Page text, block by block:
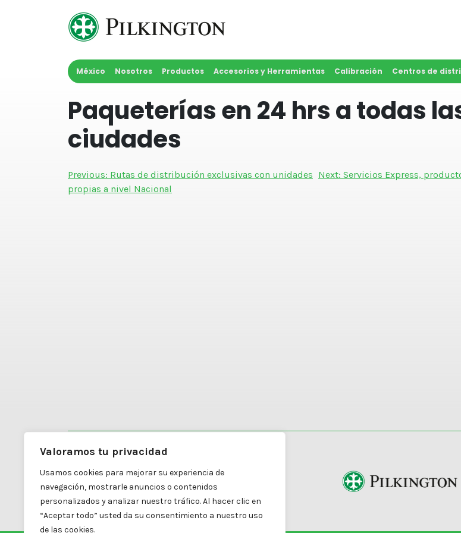
Valoramos tu privacidad
Usamos cookies para mejorar su experiencia de
navegación, mostrarle anuncios o contenidos
personalizados y analizar nuestro tráfico. Al hacer clic en
“Aceptar todo” usted da su consentimiento a nuestro uso
de las cookies.
México Nosotros Productos Accesorios y Herramientas Calibración Centros de
Paqueterías en 24 hrs a todas
ciudades
Navegación
de
Previous: Rutas de distribución exclusivas con unidades
propias a nivel Nacional
Next: Servicios Express,
Colonia Diez División Dos
Mexicali, B.C. | C.P. 21395